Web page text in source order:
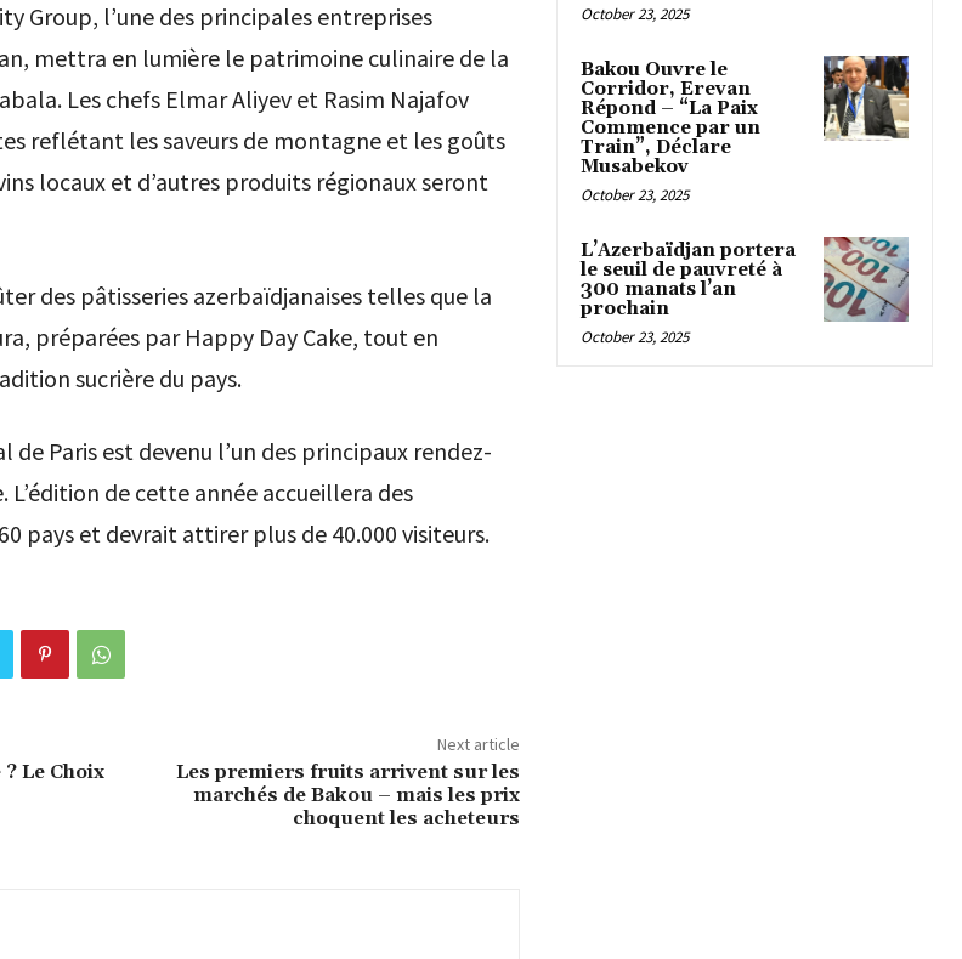
Group, l’une des principales entreprises
mettra en lumière le patrimoine culinaire de la
Les chefs Elmar Aliyev et Rasim Najafov
reflétant les saveurs de montagne et les goûts
locaux et d’autres produits régionaux seront
des pâtisseries azerbaïdjanaises telles que la
préparées par Happy Day Cake, tout en
sucrière du pays.
de Paris est devenu l’un des principaux rendez-
L’édition de cette année accueillera des
pays et devrait attirer plus de 40.000 visiteurs.
Le Choix
Next article
Les premiers fruits arrivent sur les
marchés de Bakou – mais les prix
choquent les acheteurs
October 23, 2025
Bakou Ouvre le
Corridor, Erevan
Répond – “La Paix
Commence par un
Train”, Déclare
Musabekov
October 23, 2025
L’Azerbaïdjan portera
le seuil de pauvreté à
300 manats l’an
prochain
October 23, 2025